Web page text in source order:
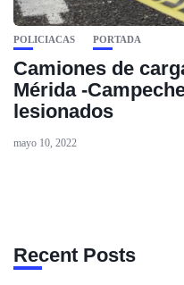
POLICIACAS PORTADA
Camiones de
Mérida -
lesionados
mayo 10, 2022
Recent Posts